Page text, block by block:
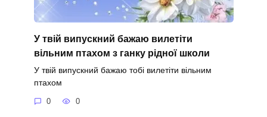
У твій випускний бажаю вилетіти
вільним птахом з ганку рідної школи
У твій випускний бажаю тобі вилетіти вільним
птахом
0 0